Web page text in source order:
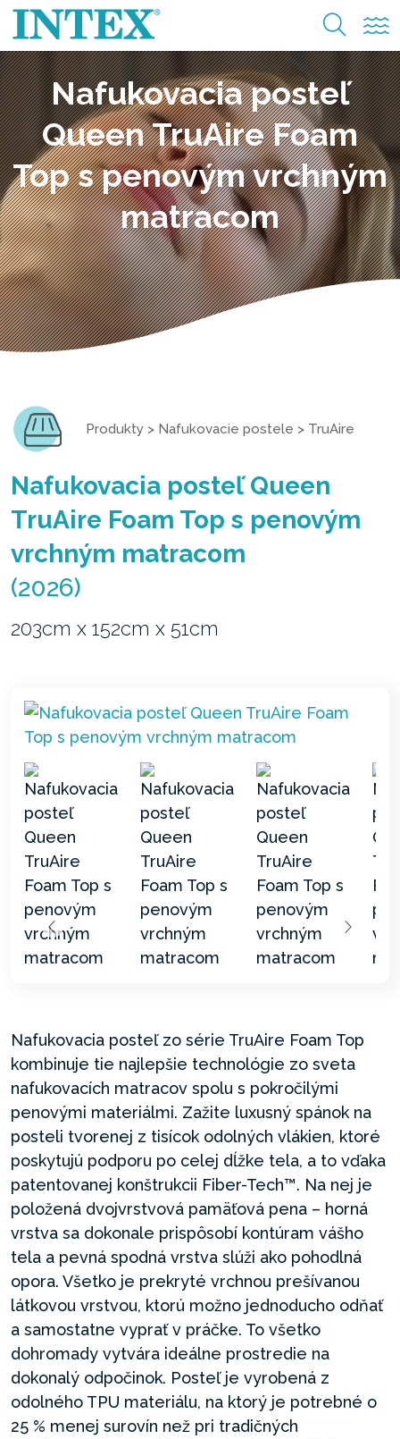
Nafukovacia posteľ
Queen TruAire Foam
Top s penovým vrchným
matracom
Produkty > Nafukovacie postele > TruAire
Nafukovacia posteľ Queen
TruAire Foam Top s penovým
vrchným matracom
(2026)
203cm x 152cm x 51cm
Nafukovacia posteľ zo série TruAire Foam Top
kombinuje tie najlepšie technológie zo sveta
nafukovacích matracov spolu s pokročilými
penovými materiálmi. Zažite luxusný spánok na
posteli tvorenej z tisícok odolných vlákien, ktoré
poskytujú podporu po celej dĺžke tela, a to vďaka
patentovanej konštrukcii Fiber-Tech™. Na nej je
položená dvojvrstvová pamäťová pena – horná
vrstva sa dokonale prispôsobí kontúram vášho
tela a pevná spodná vrstva slúži ako pohodlná
opora. Všetko je prekryté vrchnou prešívanou
látkovou vrstvou, ktorú možno jednoducho odňať
a samostatne vyprať v práčke. To všetko
dohromady vytvára ideálne prostredie na
dokonalý odpočinok. Posteľ je vyrobená z
odolného TPU materiálu, na ktorý je potrebné o
25 % menej surovín než pri tradičných